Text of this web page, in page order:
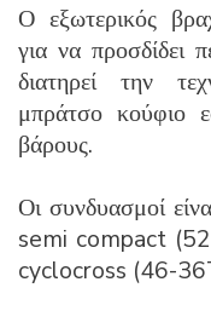
Ο εξωτερικός
για να προσδίδει
διατηρεί την
μπράτσο κούφιο
βάρους.
Οι συνδυασμοί
semi compact
cyclocross (46-